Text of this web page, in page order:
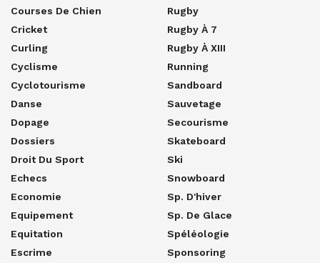
Courses De Chien
Cricket
Curling
Cyclisme
Cyclotourisme
Danse
Dopage
Dossiers
Droit Du Sport
Echecs
Economie
Equipement
Equitation
Escrime
Rugby
Rugby À 7
Rugby À XIII
Running
Sandboard
Sauvetage
Secourisme
Skateboard
Ski
Snowboard
Sp. D'hiver
Sp. De Glace
Spéléologie
Sponsoring